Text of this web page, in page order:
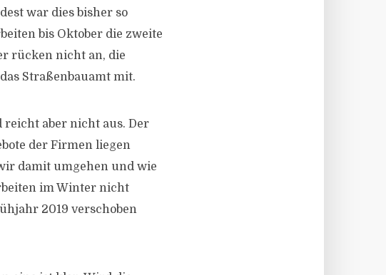
war dies bisher so
bis Oktober die zweite
rücken nicht an, die
Straßenbauamt mit.
reicht aber nicht aus. Der
der Firmen liegen
damit umgehen und wie
im Winter nicht
2019 verschoben